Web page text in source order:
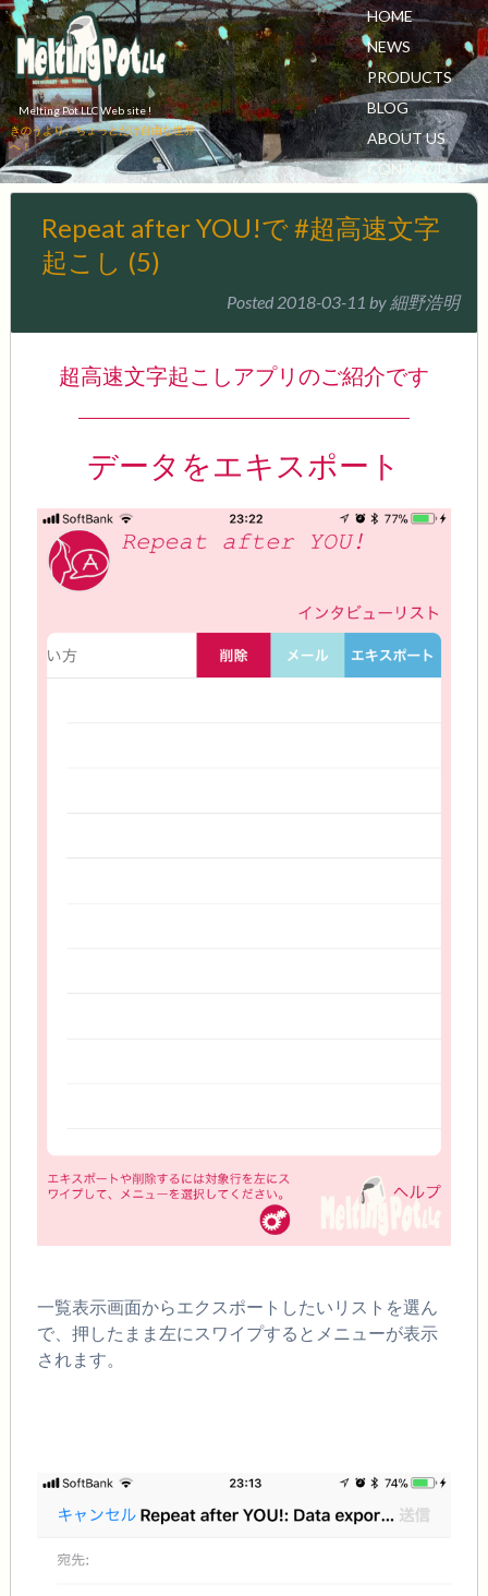
HOME
NEWS
PRODUCTS
BLOG
ABOUT US
CONTACT US
Melting Pot LLC Web site !
きのうより、ちょっとだけ自由な世界
へ！
Repeat after YOU!で #超高速文字
起こし (5)
Posted 2018-03-11 by 細野浩明
超高速文字起こしアプリのご紹介です
データをエキスポート
一覧表示画面からエクスポートしたいリストを選ん
で、押したまま左にスワイプするとメニューが表示
されます。